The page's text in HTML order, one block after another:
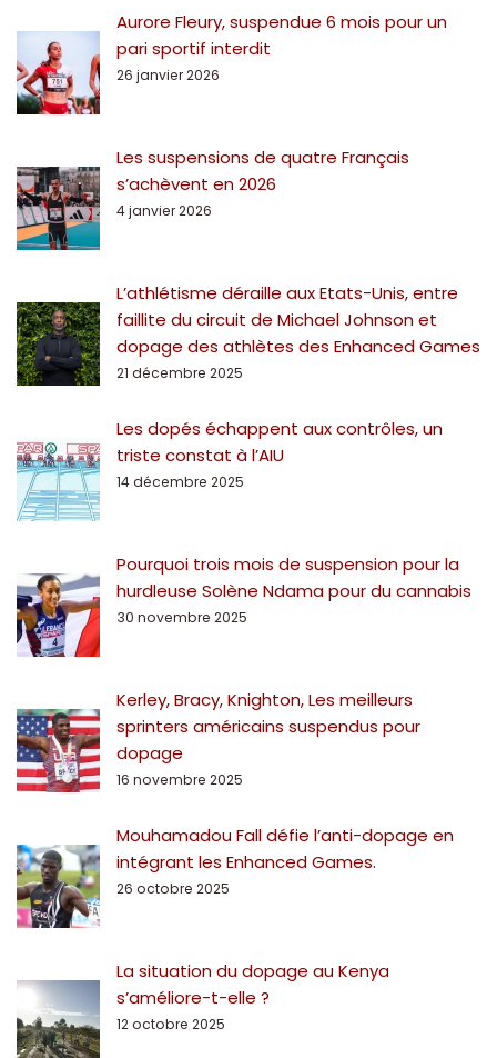
Aurore Fleury, suspendue 6 mois pour un
pari sportif interdit
26 janvier 2026
Les suspensions de quatre Français
s’achèvent en 2026
4 janvier 2026
L’athlétisme déraille aux Etats-Unis, entre
faillite du circuit de Michael Johnson et
dopage des athlètes des Enhanced Games
21 décembre 2025
Les dopés échappent aux contrôles, un
triste constat à l’AIU
14 décembre 2025
Pourquoi trois mois de suspension pour la
hurdleuse Solène Ndama pour du cannabis
30 novembre 2025
Kerley, Bracy, Knighton, Les meilleurs
sprinters américains suspendus pour
dopage
16 novembre 2025
Mouhamadou Fall défie l’anti-dopage en
intégrant les Enhanced Games.
26 octobre 2025
La situation du dopage au Kenya
s’améliore-t-elle ?
12 octobre 2025